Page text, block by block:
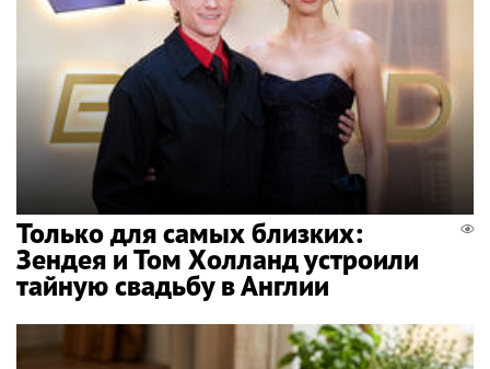
Только для самых близких:
Зендея и Том Холланд устроили
тайную свадьбу в Англии